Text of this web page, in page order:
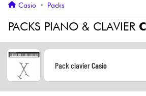
Guitares & Basses
Amplis & Effets
Casio • Packs
PACKS PIANO & CLAVIER
Pack clavierCasio